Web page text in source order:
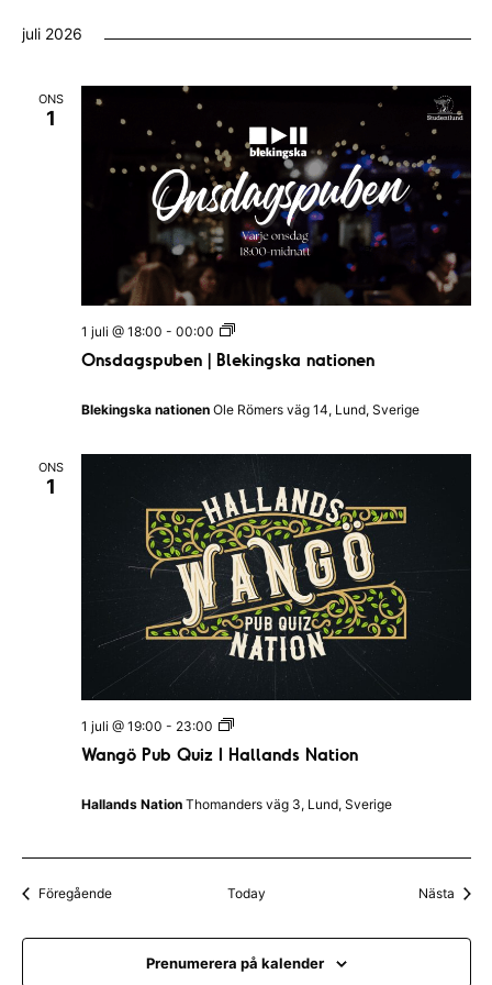
juli 2026
ONS
1
Onsdagspuben | Blekingska nationen
1 juli @ 18:00 - 00:00
O
s
g
p
b
e
n
|
B
l
e
k
i
n
k
a
a
o
n
Blekingska nationen Ole Römers väg 14, Lund, Sverige
ONS
1
Wangö Pub Quiz I Hallands Nation
1 juli @ 19:00 - 23:00
W
n
P
i
I
a
Hallands Nation Thomanders väg 3, Lund, Sverige
FöregåendeEvenemang Today Nästa
Prenumerera på kalender